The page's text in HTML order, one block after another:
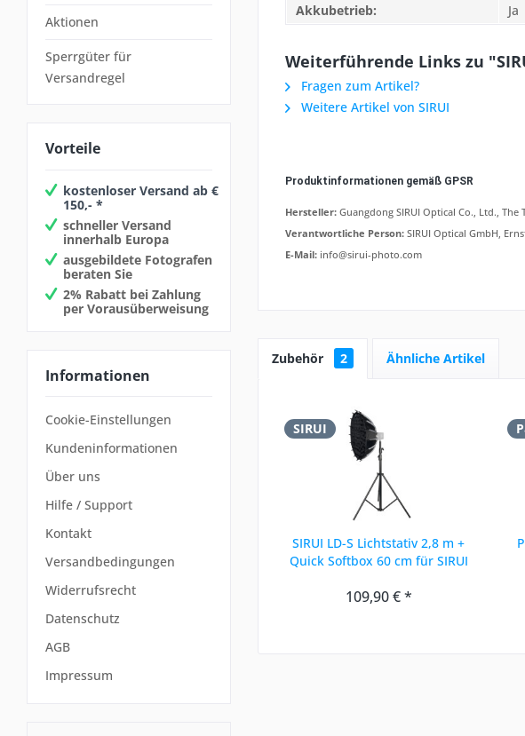
Aktionen
Sperrgüter für
Versandregel
Vorteile
kostenloser Versand ab €
150,- *
schneller Versand
innerhalb Europa
ausgebildete Fotografen
beraten Sie
2% Rabatt bei Zahlung
per Vorausüberweisung
Informationen
Cookie-Einstellungen
Kundeninformationen
Über uns
Hilfe / Support
Kontakt
Versandbedingungen
Widerrufsrecht
Datenschutz
AGB
Impressum
Akkubetrieb:
Ja
Weiterführende Links zu
Fragen zum Artikel?
Weitere Artikel von SIRUI
Produktinformationen gemäß GPSR
Hersteller: Guangdong SIRUI Optical Co., Ltd.,
Verantwortliche Person: SIRUI Optical GmbH,
E-Mail: info@sirui-photo.com
Zubehör 2 Ähnliche Artikel
SIRUI
SIRUI LD-S Lichtstativ 2,8 m +
Quick Softbox 60 cm für SIRUI
109,90 € *